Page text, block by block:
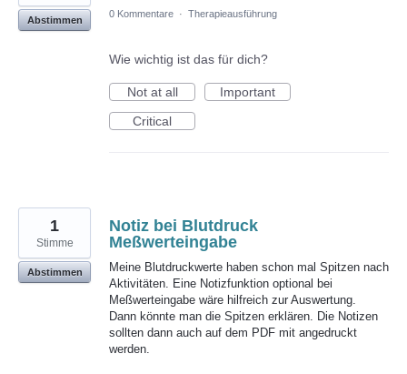
Abstimmen
0 Kommentare · Therapieausführung
Wie wichtig ist das für dich?
Not at all
Important
Critical
Notiz bei Blutdruck
Meßwerteingabe
Meine Blutdruckwerte haben schon mal Spitzen nach
Aktivitäten. Eine Notizfunktion optional bei
Meßwerteingabe wäre hilfreich zur Auswertung.
Dann könnte man die Spitzen erklären. Die Notizen
sollten dann auch auf dem PDF mit angedruckt
werden.
1
Stimme
Abstimmen